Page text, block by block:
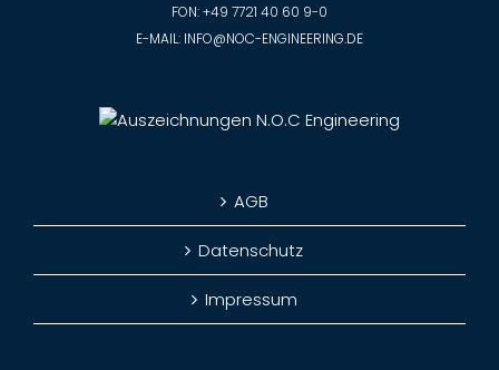
FON:+49 7721 40 60 9-0
E-MAIL: INFO@NOC-ENGINEERING.DE
AGB
Datenschutz
Impressum